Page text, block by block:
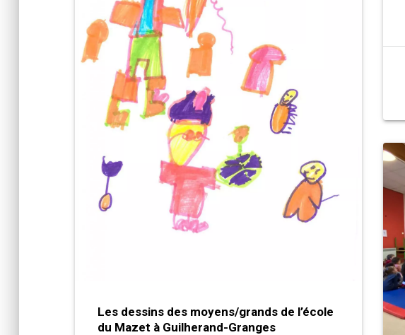
Les dessins des moyens/grands de l’école
du Mazet à Guilherand-Granges